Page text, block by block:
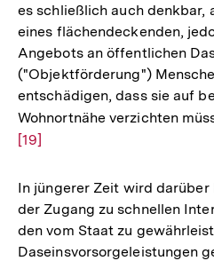
es schließlich auch denkbar,
eines flächendeckenden,
Angebots an öffentlichen
("Objektförderung")
entschädigen, dass sie auf
Wohnortnähe verzichten
[19]
In jüngerer Zeit wird darüber
der Zugang zu schnellen
den vom Staat zu
Daseinsvorsorgeleistungen